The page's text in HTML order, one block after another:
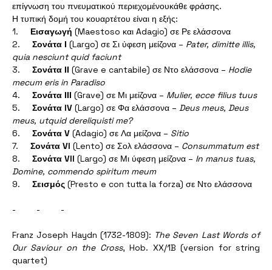
επίγνωση του πνευματικού περιεχομένουκάθε φράσης.
Η τυπική δομή του κουαρτέτου είναι η εξής:
1. Εισαγωγή (Maestoso και Adagio) σε Ρε ελάσσονα
2. Σονάτα Ι (Largo) σε Σι ύφεση μείζονα – Pater, dimitte illis,
quia nesciunt quid faciunt
3. Σονάτα ΙΙ (Grave e cantabile) σε Ντο ελάσσονα – Hodie
mecum eris in Paradiso
4. Σονάτα ΙΙΙ (Grave) σε Μι μείζονα – Mulier, ecce filius tuus
5. Σονάτα IV (Largo) σε Φα ελάσσονα – Deus meus, Deus
meus, utquid dereliquisti me?
6. Σονάτα V (Adagio) σε Λα μείζονα – Sitio
7. Σονάτα VI (Lento) σε Σολ ελάσσονα – Consummatum est
8. Σονάτα VII (Largo) σε Μι ύφεση μείζονα – In manus tuas,
Domine, commendo spiritum meum
9. Σεισμός (Presto e con tutta la forza) σε Ντο ελάσσονα
-	-	-
Franz Joseph Haydn (1732-1809): The Seven Last Words of
Our Saviour on the Cross, Hob. XX/1B (version for string
quartet)